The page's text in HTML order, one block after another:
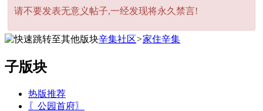
请不要发表无意义帖子,一经发现将永久禁言!
辛集社区>家住辛集
子版块
热版推荐
〖公园首府〗